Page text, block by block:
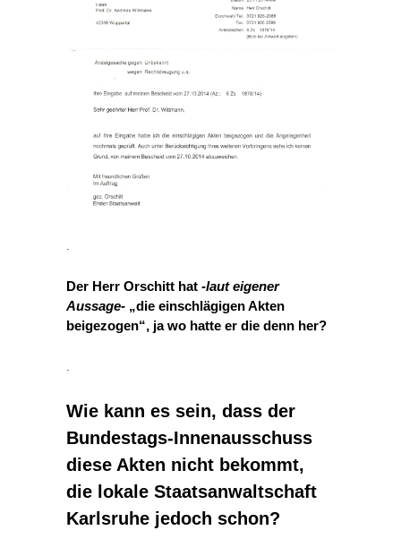
Der Herr Orschitt hat -laut eigener
Aussage- „die einschlägigen Akten
beigezogen“, ja wo hatte er die denn her?
Wie kann es sein, dass der
Bundestags-Innenausschuss
diese Akten nicht bekommt,
die lokale Staatsanwaltschaft
Karlsruhe jedoch schon?